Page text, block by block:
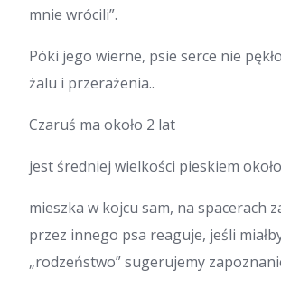
mnie wrócili”.
Póki jego wierne, psie serce nie
żalu i przerażenia..
Czaruś ma około 2 lat
jest średniej wielkości pieskiem
mieszka w kojcu sam, na spacerach
przez innego psa reaguje, jeśli
„rodzeństwo” sugerujemy